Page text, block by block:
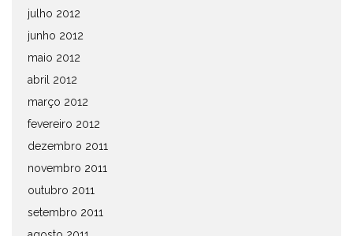
julho 2012
junho 2012
maio 2012
abril 2012
março 2012
fevereiro 2012
dezembro 2011
novembro 2011
outubro 2011
setembro 2011